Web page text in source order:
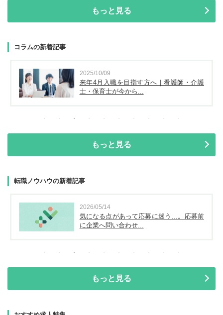
もっと見る
コラムの新着記事
2025/10/09
来年4月入職を目指す方へ｜看護師・介護
士・保育士が今から...
もっと見る
転職ノウハウの新着記事
2026/05/14
気になる点があって応募に迷う…。応募前
に企業へ問い合わせ...
もっと見る